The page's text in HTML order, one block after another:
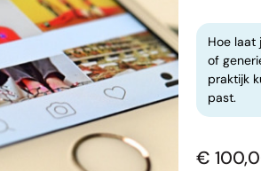
Hoe laat
of
praktijk
past.
€